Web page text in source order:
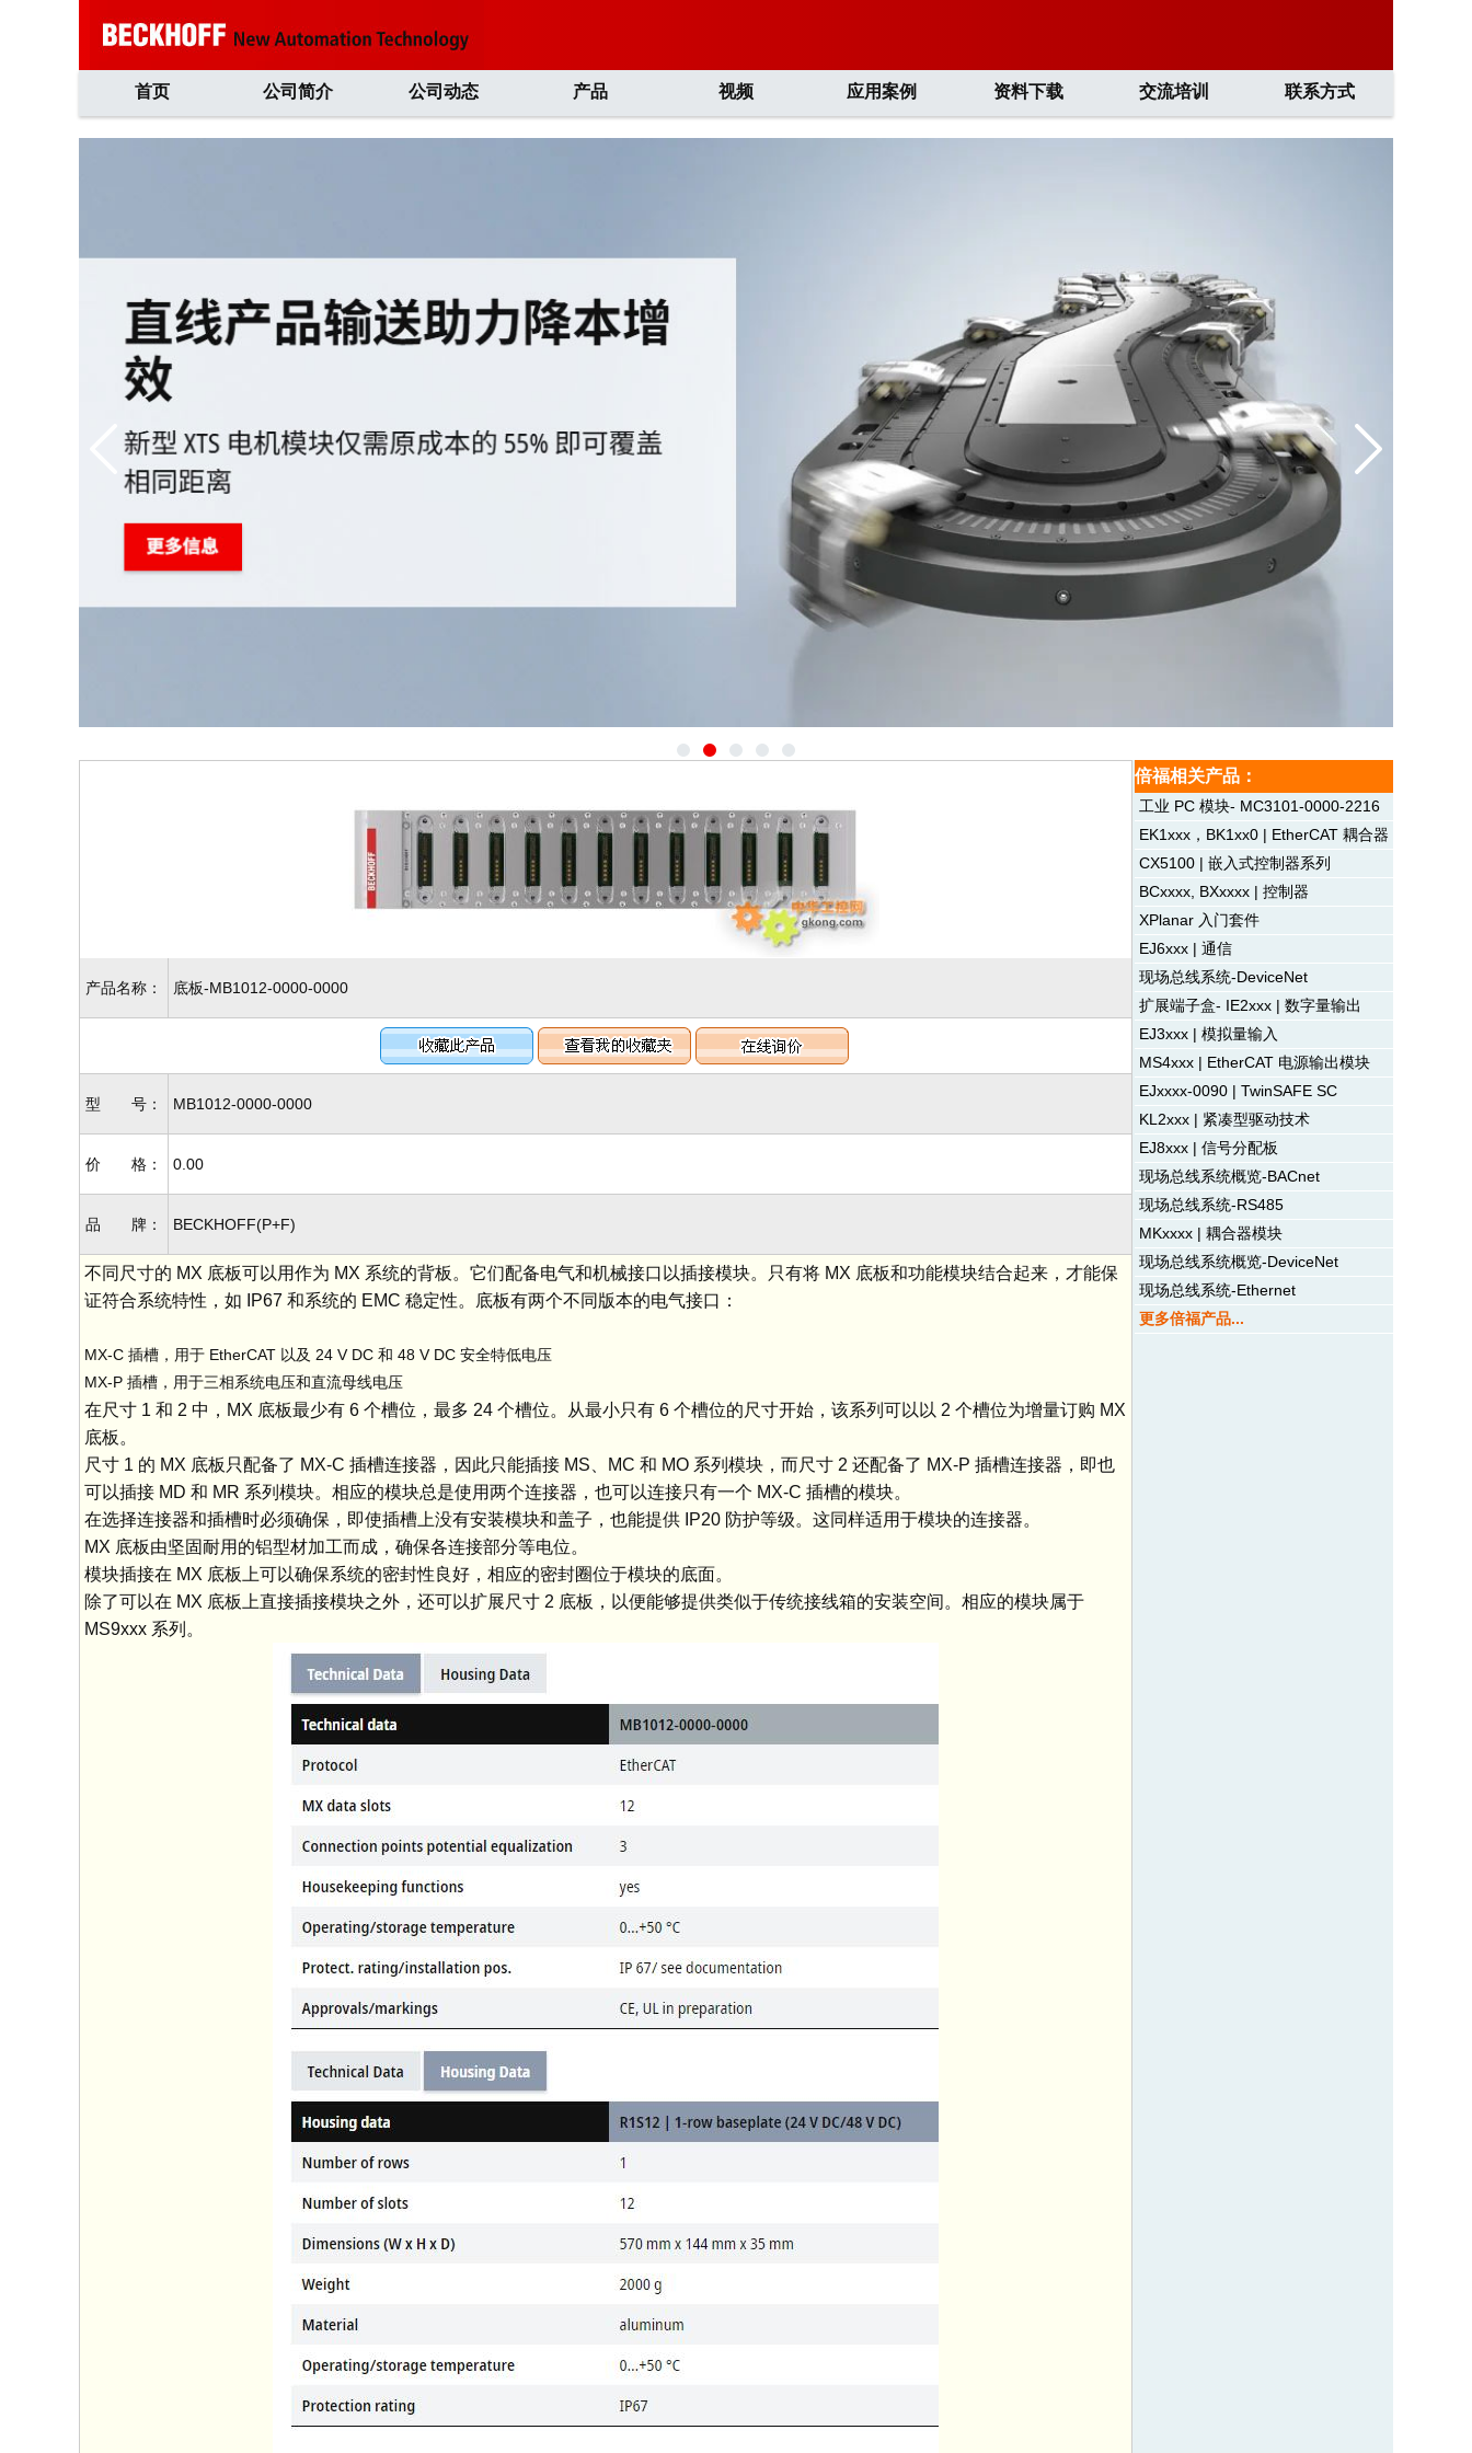
首页 公司简介 公司动态 产品 视频 应用案例 资料下载 交流培训 联系方式
产品名称： 底板-MB1012-0000-0000
型 号： MB1012-0000-0000
价 格： 0.00
品 牌： BECKHOFF(P+F)
不同尺寸的 MX 底板可以用作为 MX 系统的背板。它们配备电气和机械接口以插接模块。只有将 MX 底板和功能模块结合起来，才能保
证符合系统特性，如 IP67 和系统的 EMC 稳定性。底板有两个不同版本的电气接口：
MX-C 插槽，用于 EtherCAT 以及 24 V DC 和 48 V DC 安全特低电压
MX-P 插槽，用于三相系统电压和直流母线电压
在尺寸 1 和 2 中，MX 底板最少有 6 个槽位，最多 24 个槽位。从最小只有 6 个槽位的尺寸开始，该系列可以以 2 个槽位为增量订购 MX
底板。
尺寸 1 的 MX 底板只配备了 MX-C 插槽连接器，因此只能插接 MS、MC 和 MO 系列模块，而尺寸 2 还配备了 MX-P 插槽连接器，即也
可以插接 MD 和 MR 系列模块。相应的模块总是使用两个连接器，也可以连接只有一个 MX-C 插槽的模块。
在选择连接器和插槽时必须确保，即使插槽上没有安装模块和盖子，也能提供 IP20 防护等级。这同样适用于模块的连接器。
MX 底板由坚固耐用的铝型材加工而成，确保各连接部分等电位。
模块插接在 MX 底板上可以确保系统的密封性良好，相应的密封圈位于模块的底面。
除了可以在 MX 底板上直接插接模块之外，还可以扩展尺寸 2 底板，以便能够提供类似于传统接线箱的安装空间。相应的模块属于
MS9xxx 系列。
倍福相关产品：
工业 PC 模块- MC3101-0000-2216
EK1xxx，BK1xx0 | EtherCAT 耦合器
CX5100 | 嵌入式控制器系列
BCxxxx, BXxxxx | 控制器
XPlanar 入门套件
EJ6xxx | 通信
现场总线系统-DeviceNet
扩展端子盒- IE2xxx | 数字量输出
EJ3xxx | 模拟量输入
MS4xxx | EtherCAT 电源输出模块
EJxxxx-0090 | TwinSAFE SC
KL2xxx | 紧凑型驱动技术
EJ8xxx | 信号分配板
现场总线系统概览-BACnet
现场总线系统-RS485
MKxxxx | 耦合器模块
现场总线系统概览-DeviceNet
现场总线系统-Ethernet
更多倍福产品...